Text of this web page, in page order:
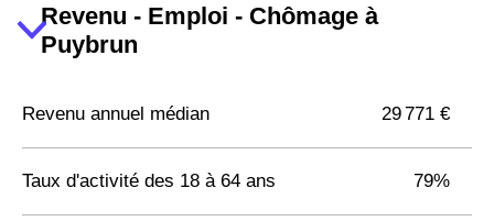
Revenu - Emploi - Chômage à
Puybrun
Revenu annuel médian 29 771 €
Taux d'activité des 18 à 64 ans 79%